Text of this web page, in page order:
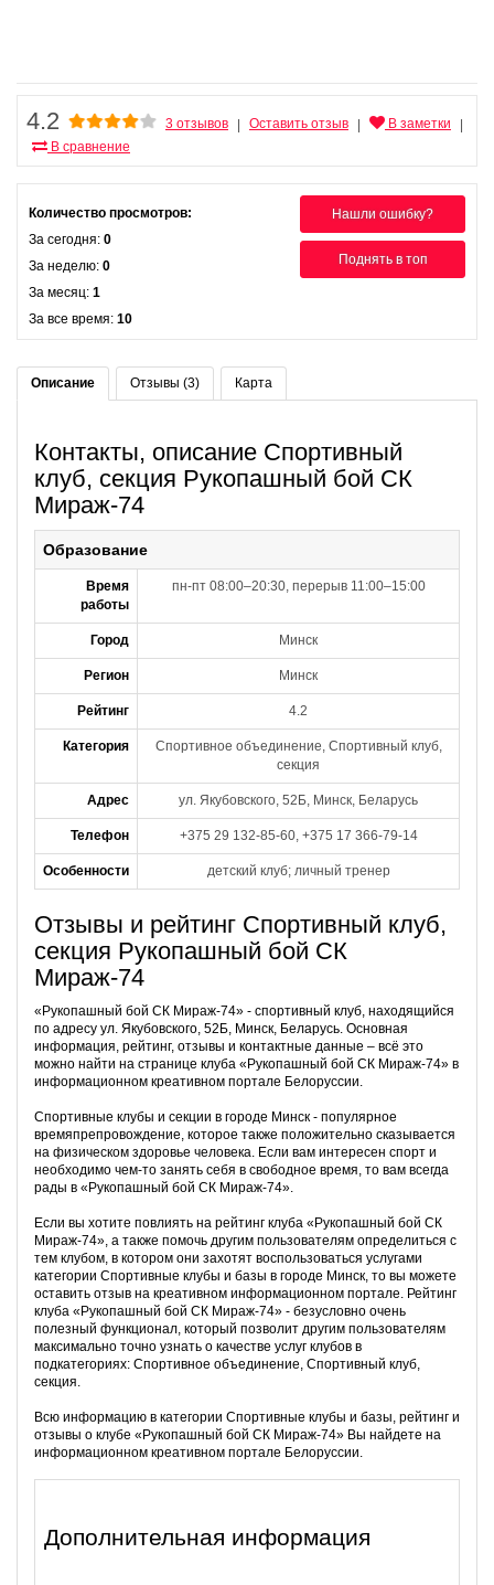
4.2 3 отзывов Оставить отзыв В заметки
В сравнение
Нашли ошибку?
Поднять в топ
Количество просмотров:
За сегодня: 0
За неделю: 0
За месяц: 1
За все время: 10
Описание Отзывы (3) Карта
Контакты, описание Спортивный
клуб, секция Рукопашный бой СК
Мираж-74
Образование
Время
работы
пн-пт 08:00–20:30, перерыв 11:00–15:00
Город Минск
Регион Минск
Рейтинг 4.2
Категория
Спортивное объединение, Спортивный клуб,
секция
Адрес ул. Якубовского, 52Б, Минск, Беларусь
Телефон +375 29 132-85-60, +375 17 366-79-14
Особенности детский клуб; личный тренер
Отзывы и рейтинг Спортивный клуб,
секция Рукопашный бой СК
Мираж-74
«Рукопашный бой СК Мираж-74» - спортивный клуб, находящийся
по адресу ул. Якубовского, 52Б, Минск, Беларусь. Основная
информация, рейтинг, отзывы и контактные данные – всё это
можно найти на странице клуба «Рукопашный бой СК Мираж-74» в
информационном креативном портале Белоруссии.
Спортивные клубы и секции в городе Минск - популярное
времяпрепровождение, которое также положительно сказывается
на физическом здоровье человека. Если вам интересен спорт и
необходимо чем-то занять себя в свободное время, то вам всегда
рады в «Рукопашный бой СК Мираж-74».
Если вы хотите повлиять на рейтинг клуба «Рукопашный бой СК
Мираж-74», а также помочь другим пользователям определиться с
тем клубом, в котором они захотят воспользоваться услугами
категории Спортивные клубы и базы в городе Минск, то вы можете
оставить отзыв на креативном информационном портале. Рейтинг
клуба «Рукопашный бой СК Мираж-74» - безусловно очень
полезный функционал, который позволит другим пользователям
максимально точно узнать о качестве услуг клубов в
подкатегориях: Спортивное объединение, Спортивный клуб,
секция.
Всю информацию в категории Спортивные клубы и базы, рейтинг и
отзывы о клубе «Рукопашный бой СК Мираж-74» Вы найдете на
информационном креативном портале Белоруссии.
Дополнительная информация